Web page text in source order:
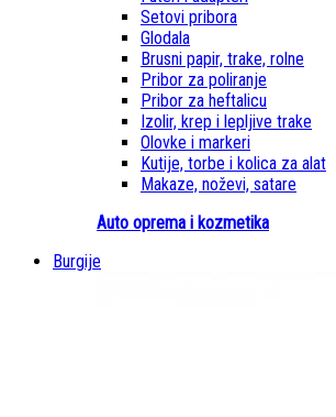
Setovi pribora
Glodala
Brusni papir, trake, rolne
Pribor za poliranje
Pribor za heftalicu
Izolir, krep i lepljive trake
Olovke i markeri
Kutije, torbe i kolica za alat
Makaze, noževi, satare
Auto oprema i kozmetika
Burgije